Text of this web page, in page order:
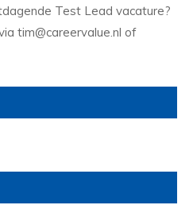
Test Lead vacature?
tim@careervalue.nl of